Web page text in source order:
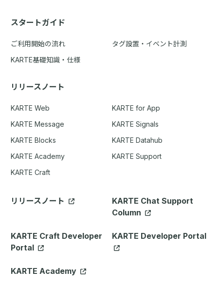
スタートガイド
ご利用開始の流れ
タグ設置・イベント計測
KARTE基礎知識・仕様
リリースノート
KARTE Web
KARTE for App
KARTE Message
KARTE Signals
KARTE Blocks
KARTE Datahub
KARTE Academy
KARTE Support
KARTE Craft
リリースノート
KARTE Chat Support
Column
KARTE Craft Developer
Portal
KARTE Developer Portal
KARTE Academy